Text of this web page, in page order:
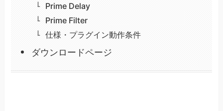
Prime Delay
Prime Filter
仕様・プラグイン動作条件
ダウンロードページ